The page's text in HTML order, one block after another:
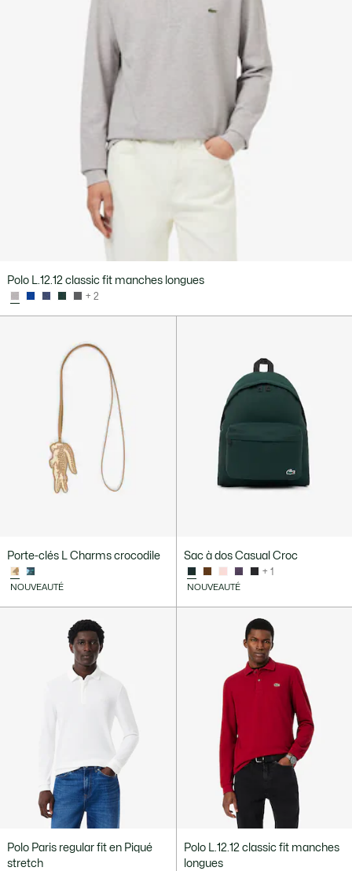
Polo L.12.12 classic fit manches longues
+ 2
Porte-clés L Charms crocodile
NOUVEAUTÉ
Sac à dos Casual Croc
+ 1
NOUVEAUTÉ
Polo Paris regular fit en Piqué
stretch
Polo L.12.12 classic fit manches
longues